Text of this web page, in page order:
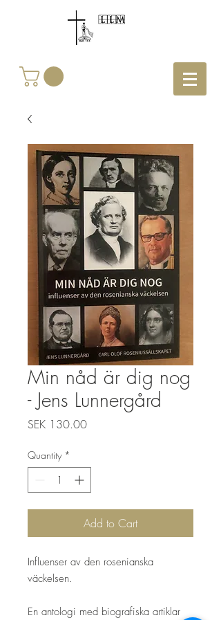
Min nåd är dig nog
- Jens Lunnergård
SEK 130.00Price
Quantity *
Add to Cart
Influenser av den rosenianska
väckelsen.
En antologi med biografiska artiklar